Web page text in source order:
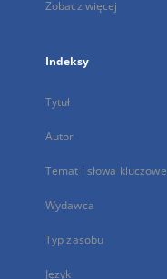
Zobacz więcej
Indeksy
Tytuł
Autor
Temat i słowa kluczowe
Wydawca
Typ zasobu
Język